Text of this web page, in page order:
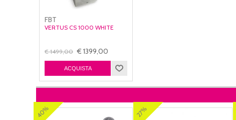
FBT
VERTUS CS 1000 WHITE
€ 1499,00 € 1399,00
40% 27%